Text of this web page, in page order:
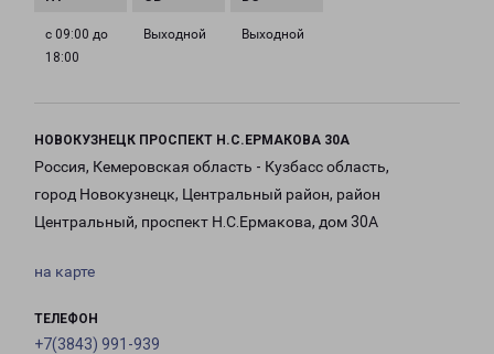
с 09:00 до
18:00
Выходной Выходной
НОВОКУЗНЕЦК ПРОСПЕКТ Н.С.ЕРМАКОВА 30А
Россия, Кемеровская область - Кузбасс область,
город Новокузнецк, Центральный район, район
Центральный, проспект Н.С.Ермакова, дом 30А
на карте
ТЕЛЕФОН
+7(3843) 991-939